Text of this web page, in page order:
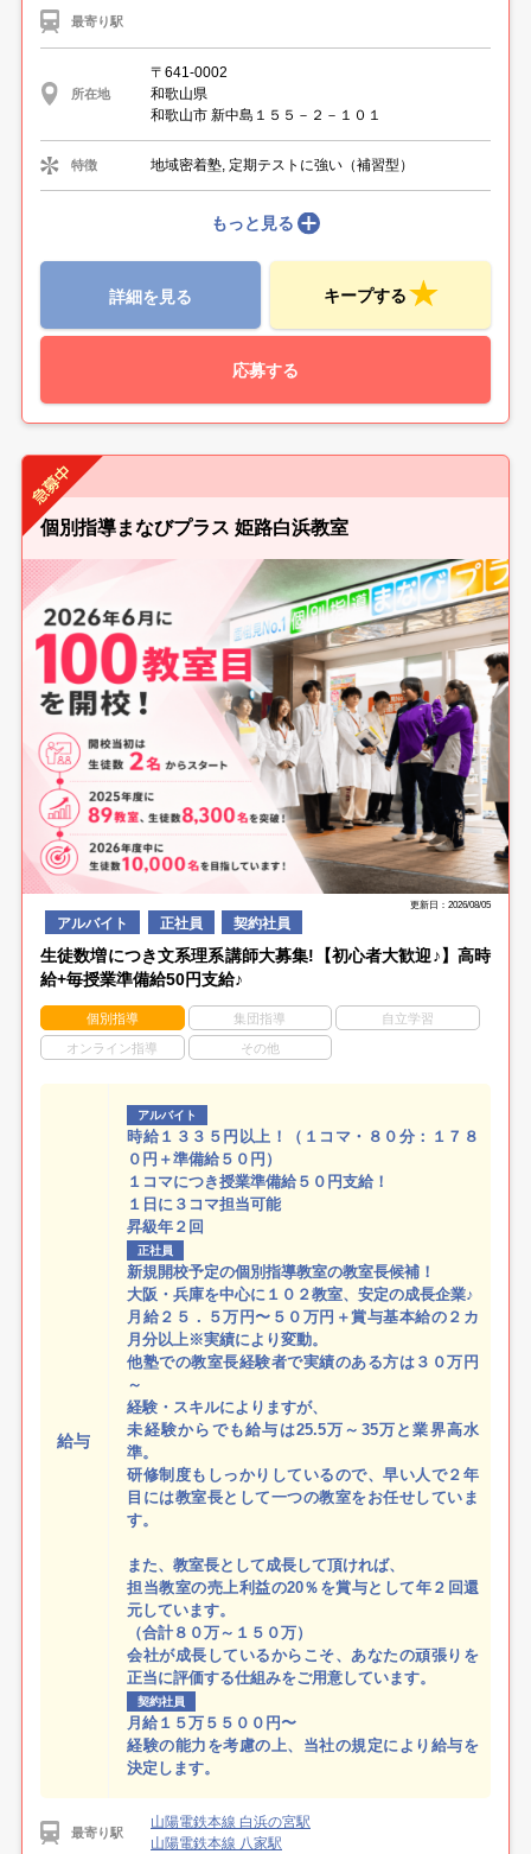
最寄り駅
所在地
〒641-0002
和歌山県
和歌山市 新中島１５５－２－１０１
特徴 地域密着塾, 定期テストに強い（補習型）
もっと見る
詳細を見る キープする
応募する
個別指導まなびプラス 姫路白浜教室
更新日：2026/08/05
アルバイト 正社員 契約社員
生徒数増につき文系理系講師大募集!【初心者大歓迎♪】高時
給+毎授業準備給50円支給♪
個別指導 集団指導 自立学習
オンライン指導 その他
給与
アルバイト
時給１３３５円以上！（１コマ・８０分：１７８
０円＋準備給５０円）
１コマにつき授業準備給５０円支給！
１日に３コマ担当可能
昇級年２回
正社員
新規開校予定の個別指導教室の教室長候補！
大阪・兵庫を中心に１０２教室、安定の成長企業♪
月給２５．５万円〜５０万円＋賞与基本給の２カ
月分以上※実績により変動。
他塾での教室長経験者で実績のある方は３０万円
～
経験・スキルによりますが、
未経験からでも給与は25.5万～35万と業界高水
準。
研修制度もしっかりしているので、早い人で２年
目には教室長として一つの教室をお任せしていま
す。
また、教室長として成長して頂ければ、
担当教室の売上利益の20％を賞与として年２回還
元しています。
（合計８０万～１５０万）
会社が成長しているからこそ、あなたの頑張りを
正当に評価する仕組みをご用意しています。
契約社員
月給１５万５５００円〜
経験の能力を考慮の上、当社の規定により給与を
決定します。
最寄り駅
山陽電鉄本線 白浜の宮駅
山陽電鉄本線 八家駅